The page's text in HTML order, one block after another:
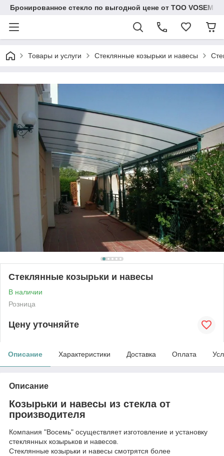
Бронированное стекло по выгодной цене от ТОО VOSEM
Товары и услуги Стеклянные козырьки и навесы
Стеклянные козырьки и навесы
В наличии
Розница
Цену уточняйте
Описание Характеристики Доставка Оплата
Описание
Козырьки и навесы из стекла от
производителя
Компания "Восемь" осуществляет изготовление и установку
стеклянных козырьков и навесов.
Стеклянные козырьки и навесы смотрятся более